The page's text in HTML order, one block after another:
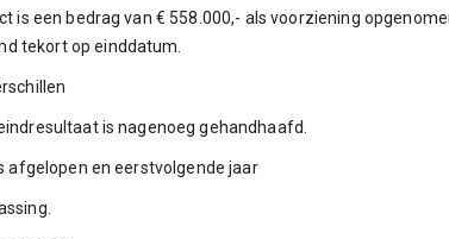
is een bedrag van € 558.000,- als voorziening
tekort op einddatum.
is nagenoeg gehandhaafd.
afgelopen en eerstvolgende jaar